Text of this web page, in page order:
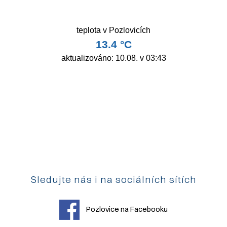
Sledujte nás i na sociálních sítích
Pozlovice na Facebooku